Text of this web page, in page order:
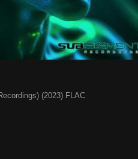
(2023) FLAC